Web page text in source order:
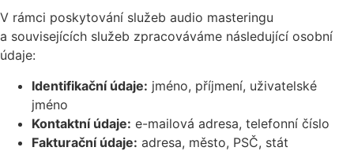
V rámci poskytování služeb audio masteringu
a souvisejících služeb zpracováváme následující osobní
údaje:
Identifikační údaje: jméno, příjmení, uživatelské
jméno
Kontaktní údaje: e-mailová adresa, telefonní číslo
Fakturační údaje: adresa, město, PSČ, stát